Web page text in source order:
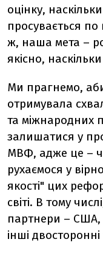
оцінку,
просувається
ж, наша мета –
якісно,
Ми прагнемо,
отримувала
та міжнародних
залишатися у
МВФ, адже це –
рухаємося у
якості" цих
світі. В тому
партнери – США,
інші